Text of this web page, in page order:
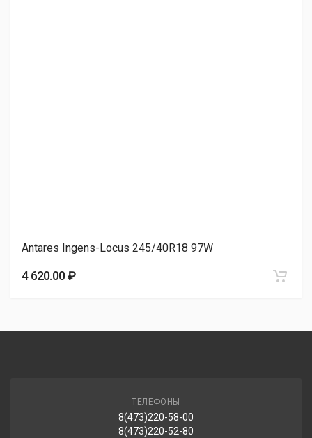
Sonix Prime A/S 245/40R18 97W
Dynamo STREET-H MU71 245/40R18 97Y
Three A P606 245/40R18 97W
Antares Ingens-Locus 245/40R18 97W
4 620.00 ₽
ТЕЛЕФОНЫ
8(473)220-58-00
8(473)220-52-80